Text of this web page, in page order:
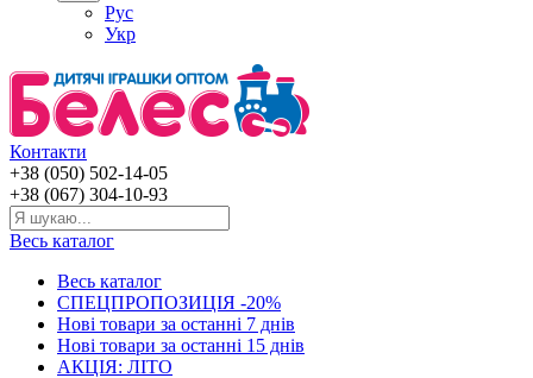
Рус
Укр
Контакти
+38 (050) 502-14-05
+38 (067) 304-10-93
Весь каталог
Весь каталог
СПЕЦПРОПОЗИЦІЯ -20%
Нові товари за останнi 7 днiв
Нові товари за останнi 15 днiв
АКЦІЯ: ЛІТО